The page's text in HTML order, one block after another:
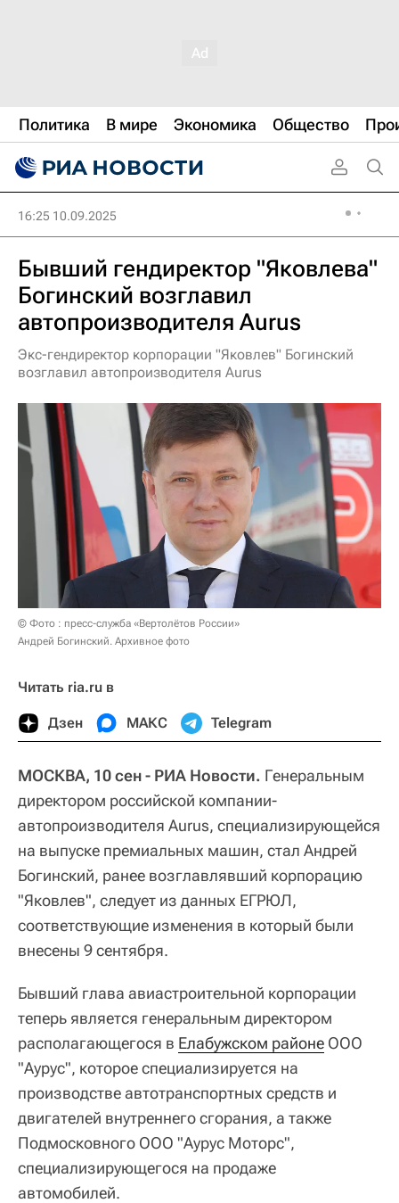
Политика В мире Экономика Общество
16:25 10.09.2025
Бывший гендиректор "Яковлева"
Богинский возглавил
автопроизводителя Aurus
Экс-гендиректор корпорации "Яковлев" Богинский
возглавил автопроизводителя Aurus
© Фото : пресс-служба «Вертолётов России»
Андрей Богинский. Архивное фото
Читать ria.ru в
Дзен МАКС Telegram
МОСКВА, 10 сен - РИА Новости. Генеральным
директором российской компании-
автопроизводителя Aurus, специализирующейся
на выпуске премиальных машин, стал Андрей
Богинский, ранее возглавлявший корпорацию
"Яковлев", следует из данных ЕГРЮЛ,
соответствующие изменения в который были
внесены 9 сентября.
Бывший глава авиастроительной корпорации
теперь является генеральным директором
располагающегося в Елабужском районе ООО
"Аурус", которое специализируется на
производстве автотранспортных средств и
двигателей внутреннего сгорания, а также
Подмосковного ООО "Аурус Моторс",
специализирующегося на продаже
автомобилей.